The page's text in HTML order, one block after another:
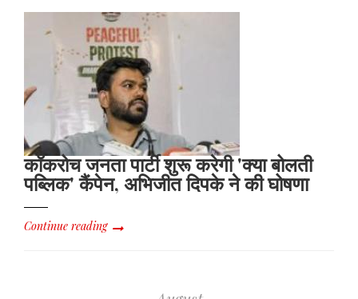
कॉकरोच जनता पार्टी शुरू करेगी 'क्या बोलती
पब्लिक' कैंपेन, अभिजीत दिपके ने की घोषणा
Continue reading